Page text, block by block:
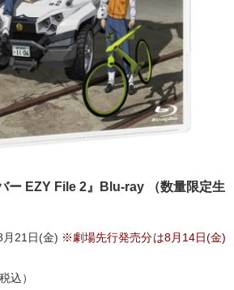
ー EZY File 2』Blu-ray （数量限定生
21日(金) ※劇場先行発売分は8月14日(金)
込）